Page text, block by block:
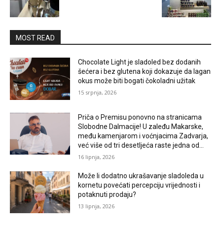
MOST READ
Chocolate Light je sladoled bez dodanih
šećera i bez glutena koji dokazuje da lagan
okus može biti bogati čokoladni užitak
15 srpnja, 2026
Priča o Premisu ponovno na stranicama
Slobodne Dalmacije! U zaleđu Makarske,
među kamenjarom i voćnjacima Zadvarja,
već više od tri desetljeća raste jedna od...
16 lipnja, 2026
Može li dodatno ukrašavanje sladoleda u
kornetu povećati percepciju vrijednosti i
potaknuti prodaju?
13 lipnja, 2026